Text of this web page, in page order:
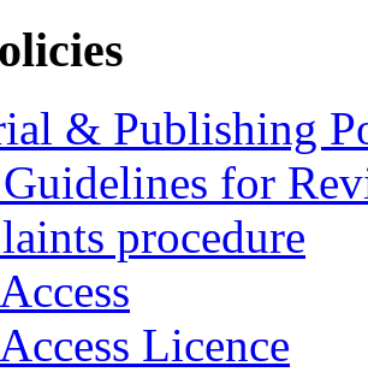
& Publishing
for
procedure
Licence